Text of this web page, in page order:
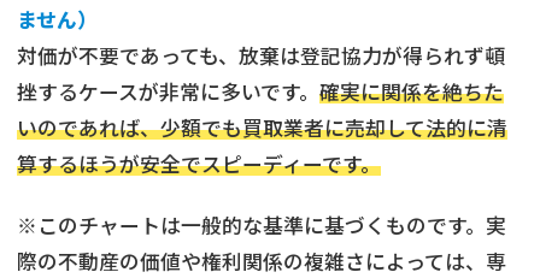
ません）
対価が不要であっても、放棄は登記協力が得られず頓
挫するケースが非常に多いです。 確実に関係を絶ちた
いのであれば、少額でも買取業者に売却して法的に清
算するほうが安全でスピーディーです。
※このチャートは一般的な基準に基づくものです。実
際の不動産の価値や権利関係の複雑さによっては、専